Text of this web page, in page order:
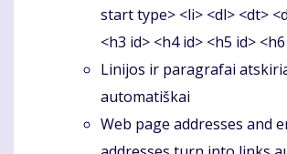
start type> <li> <dl> <dt>
<h3 id> <h4 id> <h5 id>
Linijos ir paragrafai
automatiškai
Web page addresses and